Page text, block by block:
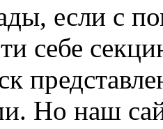
если с
себе
Но наш